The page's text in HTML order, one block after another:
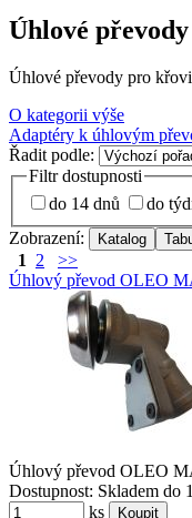
Úhlové
Úhlové převody pro
O kategorii výše
Adaptéry k úhlovým
Řadit podle:
Filtr dostupnosti
do 14 dnů
do
Zobrazení:
1 2
>>
Úhlový převod OLEO
Úhlový převod OLEO
Dostupnost: Skladem do
ks